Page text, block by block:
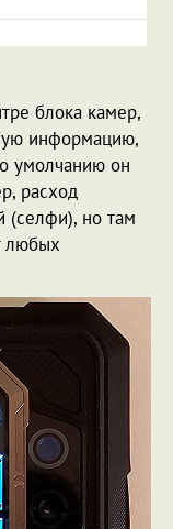
блока камер,
информацию,
умолчанию он
расход
(селфи), но там
любых